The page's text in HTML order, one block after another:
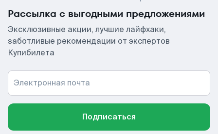
Рассылка с выгодными предложениями
Эксклюзивные акции, лучшие лайфхаки,
заботливые рекомендации от экспертов
Купибилета
Электронная почта
Подписаться